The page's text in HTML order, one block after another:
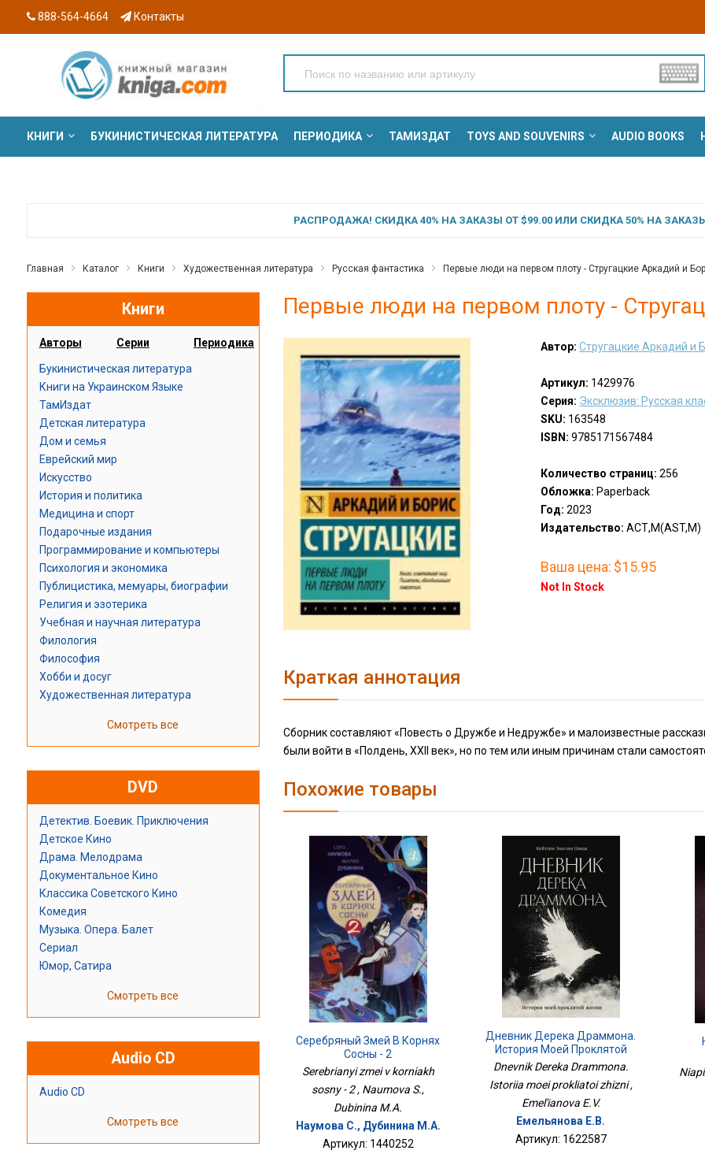
888-564-4664 Контакты
КНИГИ БУКИНИСТИЧЕСКАЯ ЛИТЕРАТУРА ПЕРИОДИКА ТАМИЗДАТ TOYS AND SOUVENIRS AUDIO BOOKS
РАСПРОДАЖА! СКИДКА 40% НА ЗАКАЗЫ ОТ $99.00 ИЛИ СКИДКА 50% НА ЗАКАЗЫ
Главная Каталог Книги Художественная литература Русская фантастика Первые люди на первом плоту - Стругацкие Аркадий и
Книги
Авторы Серии Периодика
Букинистическая литература
Книги на Украинском Языке
ТамИздат
Детская литература
Дом и семья
Еврейский мир
Искусство
История и политика
Медицина и спорт
Подарочные издания
Программирование и компьютеры
Психология и экономика
Публицистика, мемуары, биографии
Религия и эзотерика
Учебная и научная литература
Филология
Философия
Хобби и досуг
Художественная литература
Смотреть все
DVD
Детектив. Боевик. Приключения
Детское Кино
Драма. Мелодрама
Документальное Кино
Классика Советского Кино
Комедия
Музыка. Опера. Балет
Сериал
Юмор, Сатира
Смотреть все
Audio CD
Audio CD
Смотреть все
Первые люди на первом плоту -
Автор: Стругацкие Аркадий и
Артикул: 1429976
Серия: Эксклюзив: Русская
SKU: 163548
ISBN: 9785171567484
Количество страниц: 256
Обложка: Paperback
Год: 2023
Издательство: АСТ,М(AST,M)
Ваша цена: $15.95
Not In Stock
Краткая аннотация
Сборник составляют «Повесть о Дружбе и Недружбе» и малоизвестные
были войти в «Полдень, ХХII век», но по тем или иным причинам стали
Похожие товары
Серебряный Змей В Корнях
Сосны - 2
Serebrianyi zmei v korniakh
sosny - 2 , Naumova S.,
Dubinina M.A.
Наумова С., Дубинина М.А.
Артикул: 1440252
Дневник Дерека Драммона.
История Моей Проклятой
Жизни
Dnevnik Dereka Drammona.
Istoriia moei prokliatoi zhizni ,
Emel'ianova E.V.
Емельянова Е.В.
Артикул: 1622587